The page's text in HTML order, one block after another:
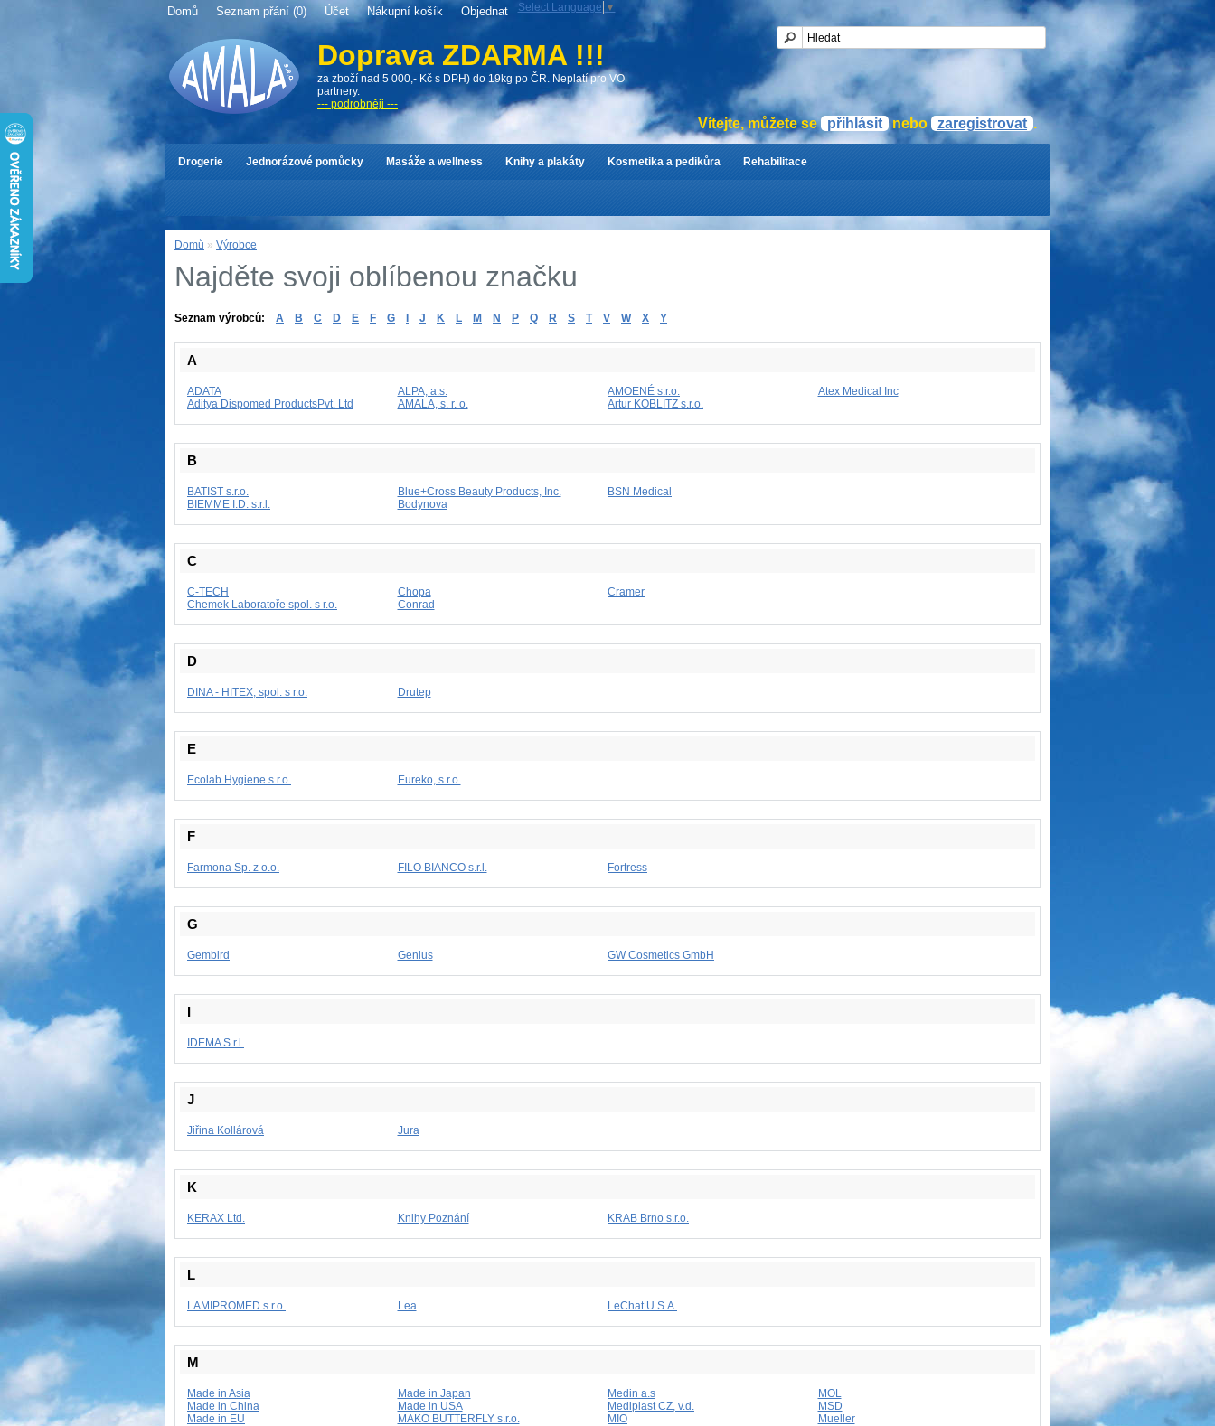
Domů Seznam přání (0) Účet Nákupní košík Objednat Select Language ▼
Doprava ZDARMA !!!
za zboží nad 5 000,- Kč s DPH) do 19kg po ČR. Neplatí pro VO
partnery.
--- podrobněji ---
Vítejte, můžete se přihlásit nebo zaregistrovat .
Drogerie Jednorázové pomůcky Masáže a wellness Knihy a plakáty Kosmetika a pedikůra Rehabilitace
Domů » Výrobce
Najděte svoji oblíbenou značku
Seznam výrobců: A B C D E F G J K L M N P Q R S T V W X Y
A
ADATA
Aditya Dispomed ProductsPvt. Ltd
ALPA, a.s.
AMALA, s. r. o.
AMOENÉ s.r.o.
Artur KOBLITZ s.r.o.
Atex Medical Inc
B
BATIST s.r.o.
BIEMME I.D. s.r.l.
Blue+Cross Beauty Products, Inc.
Bodynova
BSN Medical
C
C-TECH
Chemek Laboratoře spol. s r.o.
Chopa
Conrad
Cramer
D
DINA - HITEX, spol. s r.o. Drutep
E
Ecolab Hygiene s.r.o. Eureko, s.r.o.
F
Farmona Sp. z o.o. FILO BIANCO s.r.l. Fortress
G
Gembird Genius GW Cosmetics GmbH
I
IDEMA S.r.l.
J
Jiřina Kollárová Jura
K
KERAX Ltd. Knihy Poznání KRAB Brno s.r.o.
L
LAMIPROMED s.r.o. Lea LeChat U.S.A.
M
Made in Asia
Made in China
Made in EU
Made in Japan
Made in USA
MAKO BUTTERFLY s.r.o.
Medin a.s
Mediplast CZ, v.d.
MIO
MOL
MSD
Mueller